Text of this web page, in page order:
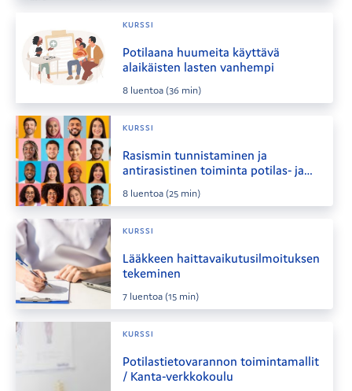
KURSSI
Potilaana huumeita käyttävä
alaikäisten lasten vanhempi
8 luentoa(36 min)
KURSSI
Rasismin tunnistaminen ja
antirasistinen toiminta potilas- ja
8 luentoa(25 min)
KURSSI
Lääkkeen haittavaikutusilmoituksen
tekeminen
7 luentoa(15 min)
KURSSI
Potilastietovarannon toimintamallit
/ Kanta-verkkokoulu